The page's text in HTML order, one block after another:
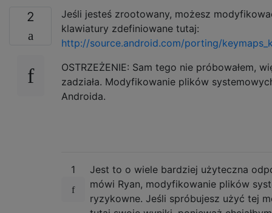
2
Jeśli jesteś zrootowany, możesz
klawiatury zdefiniowane tutaj:
http://source.android.com/porting/
OSTRZEŻENIE: Sam tego nie próbowałem,
zadziała. Modyfikowanie plików
Androida.
1
Jest to o wiele bardziej użyteczna
mówi Ryan, modyfikowanie plików
ryzykowne. Jeśli spróbujesz użyć tej